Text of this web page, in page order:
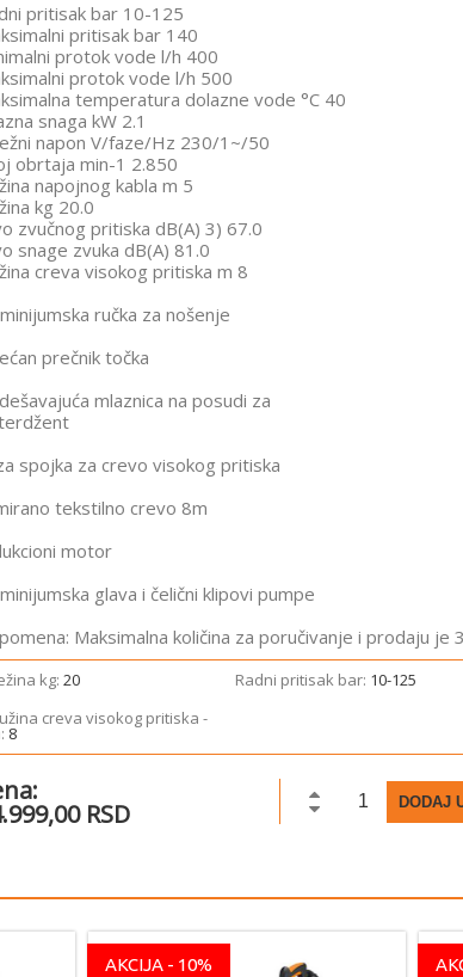
pritisak bar 10-125
pritisak bar 140
protok vode l/h 400
protok vode l/h 500
temperatura dolazne vode °C 40
snaga kW 2.1
napon V/faze/Hz 230/1~/50
obrtaja min-1 2.850
napojnog kabla m 5
kg 20.0
zvučnog pritiska dB(A) 3) 67.0
snage zvuka dB(A) 81.0
creva visokog pritiska m 8
ručka za nošenje
prečnik točka
mlaznica na posudi za
spojka za crevo visokog pritiska
tekstilno crevo 8m
motor
glava i čelični klipovi pumpe
Maksimalna količina za poručivanje i prodaju je
­kg: 20 Radni pritisak ­bar: 10-125
creva visokog pritiska
8
RSD DODAJ
AKCIJA - 10%